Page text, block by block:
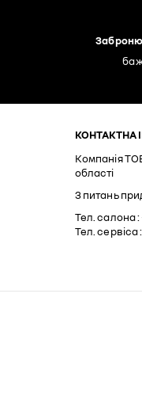
КОНТАКТНА
Компанія
області
З питань
Тел. cалона :
Тел. сервіса